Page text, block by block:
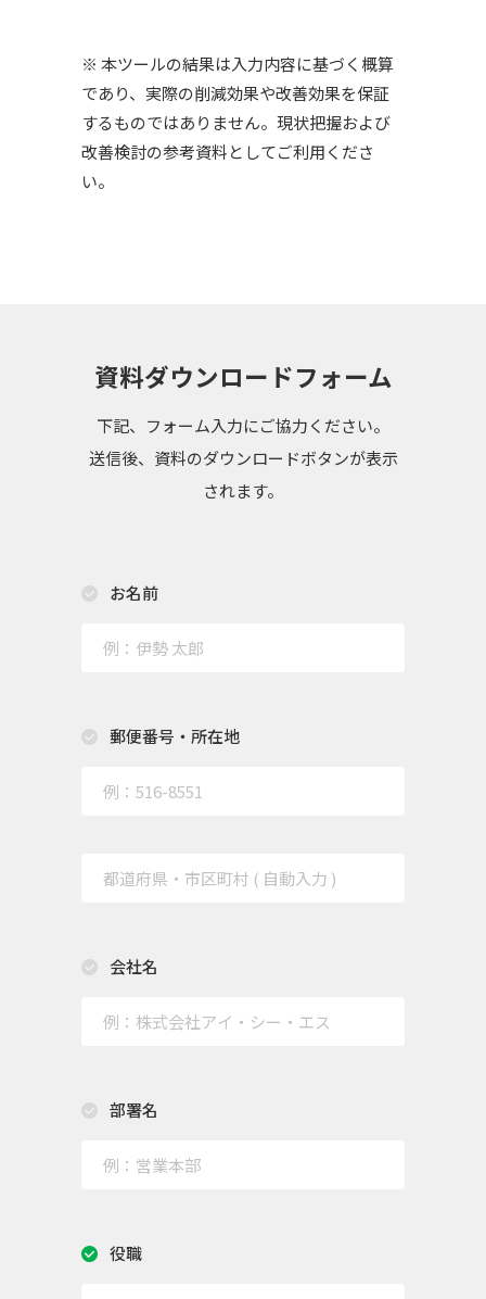
※ 本ツールの結果は入力内容に基づく概算
であり、実際の削減効果や改善効果を保証
するものではありません。現状把握および
改善検討の参考資料としてご利用くださ
い。
資料ダウンロードフォーム
下記、フォーム入力にご協力ください。
送信後、資料のダウンロードボタンが表示
されます。
お名前
郵便番号・所在地
会社名
部署名
役職